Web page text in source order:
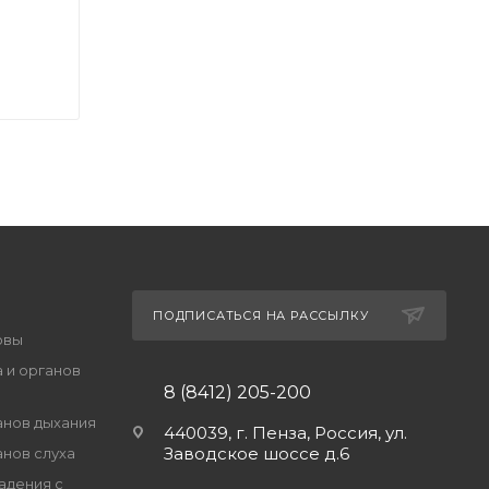
и органов
дыхания
слуха
с
ПОДПИСАТЬСЯ НА РАССЫЛКУ
8 (8412) 205-200
440039, г. Пенза, Россия, ул.
Заводское шоссе д.6